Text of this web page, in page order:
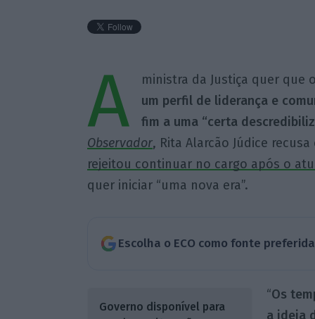
A
ministra da Justiça quer que
um perfil de liderança e
fim a uma “certa
Observador, Rita Alarcão Júdice
rejeitou continuar no cargo após o
quer iniciar “uma nova era”.
Escolha o ECO como fonte
Governo disponível para
“Os
a ideia